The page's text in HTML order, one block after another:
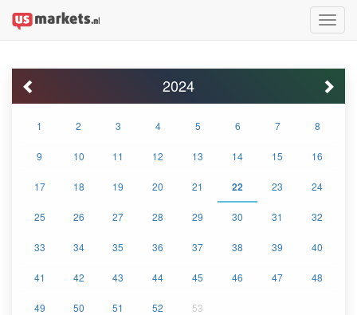
Toggle
2024
1 2 3 4 5 6 7 8
9 10 11 12 13 14 15 16
17 18 19 20 21 22 23 24
25 26 27 28 29 30 31 32
33 34 35 36 37 38 39 40
41 42 43 44 45 46 47 48
49 50 51 52 53